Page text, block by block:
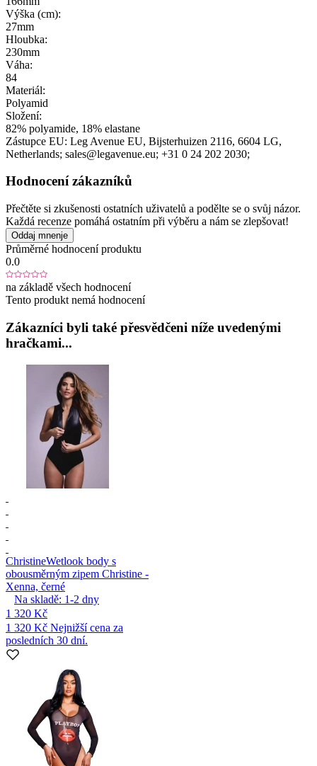
Výška (cm):
27mm
Hloubka:
230mm
Váha:
84
Materiál:
Polyamid
Složení:
82% polyamide, 18% elastane
Zástupce EU: Leg Avenue EU, Bijsterhuizen 2116, 6604 LG,
Netherlands; sales@legavenue.eu; +31 0 24 202 2030;
Hodnocení zákazníků
Přečtěte si zkušenosti ostatních uživatelů a podělte se o svůj názor.
Každá recenze pomáhá ostatním při výběru a nám se zlepšovat!
Oddaj mnenje
Průměrné hodnocení produktu
0.0
na základě všech hodnocení
Tento produkt nemá hodnocení
Zákazníci byli také přesvědčeni níže uvedenými
hračkami...
ChristineWetlook body s
obousměrným zipem Christine -
Xenna, černé
Na skladě: 1-2 dny
1 320 Kč
1 320 Kč Nejnižší cena za
posledních 30 dní.